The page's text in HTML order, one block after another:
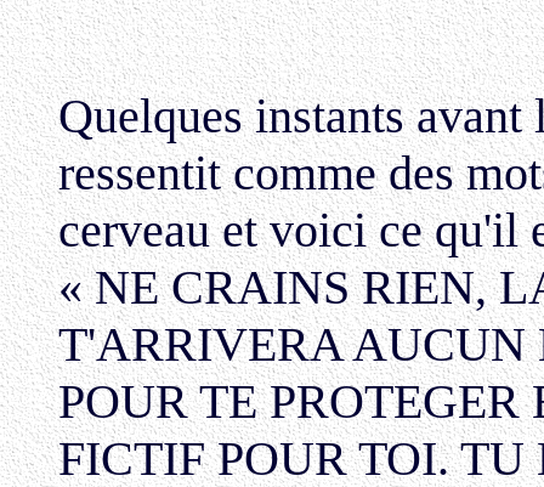
Quelques instants
ressentit comme des
cerveau et voici ce qu'il
« NE CRAINS RIEN,
T'ARRIVERA
POUR TE
FICTIF POUR TOI. TU